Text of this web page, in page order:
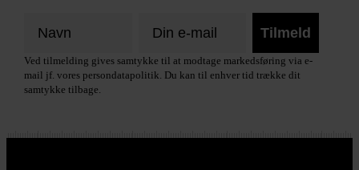
Tilmeld
Ved tilmelding gives samtykke til at modtage markedsføring via e-
mail jf. vores persondatapolitik. Du kan til enhver tid trække dit
samtykke tilbage.